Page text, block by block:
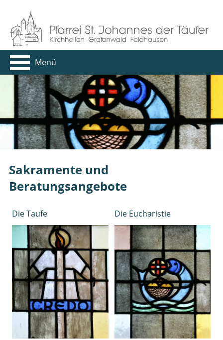
Menü
Sakramente und
Beratungsangebote
Die Taufe Die Eucharistie